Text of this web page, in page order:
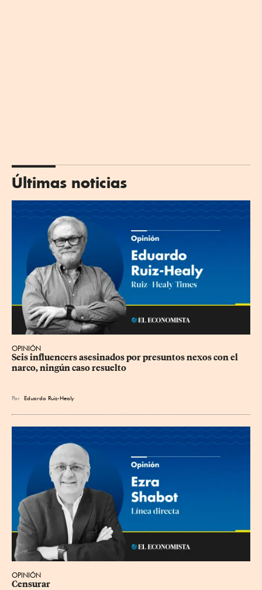
Últimas noticias
OPINIÓN
Seis influencers asesinados por presuntos nexos con el
narco, ningún caso resuelto
Por Eduardo Ruiz-Healy
OPINIÓN
Censurar